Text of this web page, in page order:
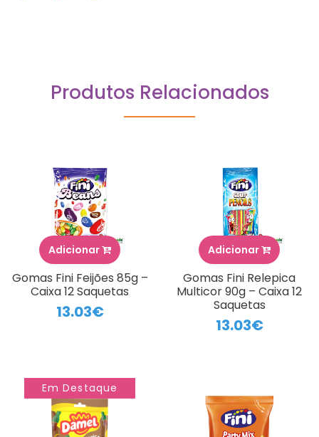
Produtos Relacionados
Adicionar
Gomas Fini Feijões 85g –
Caixa 12 Saquetas
13.03€
Adicionar
Gomas Fini Relepica
Multicor 90g – Caixa 12
Saquetas
13.03€
Em Destaque